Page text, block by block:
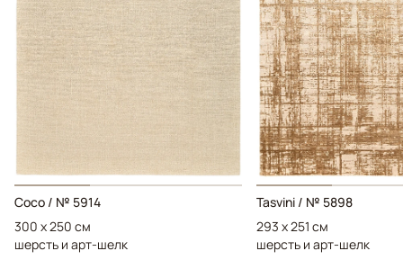
Coco / № 5914
300 x 250 см
шерсть и арт-шелк
Tasvini / № 5898
293 x 251 см
шерсть и арт-шелк